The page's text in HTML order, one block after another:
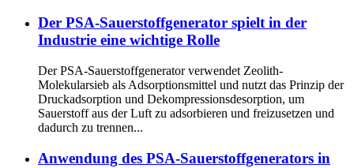
Der PSA-Sauerstoffgenerator spielt in der
Industrie eine wichtige Rolle
Der PSA-Sauerstoffgenerator verwendet Zeolith-
Molekularsieb als Adsorptionsmittel und nutzt das Prinzip der
Druckadsorption und Dekompressionsdesorption, um
Sauerstoff aus der Luft zu adsorbieren und freizusetzen und
dadurch zu trennen...
Anwendung des PSA-Sauerstoffgenerators in